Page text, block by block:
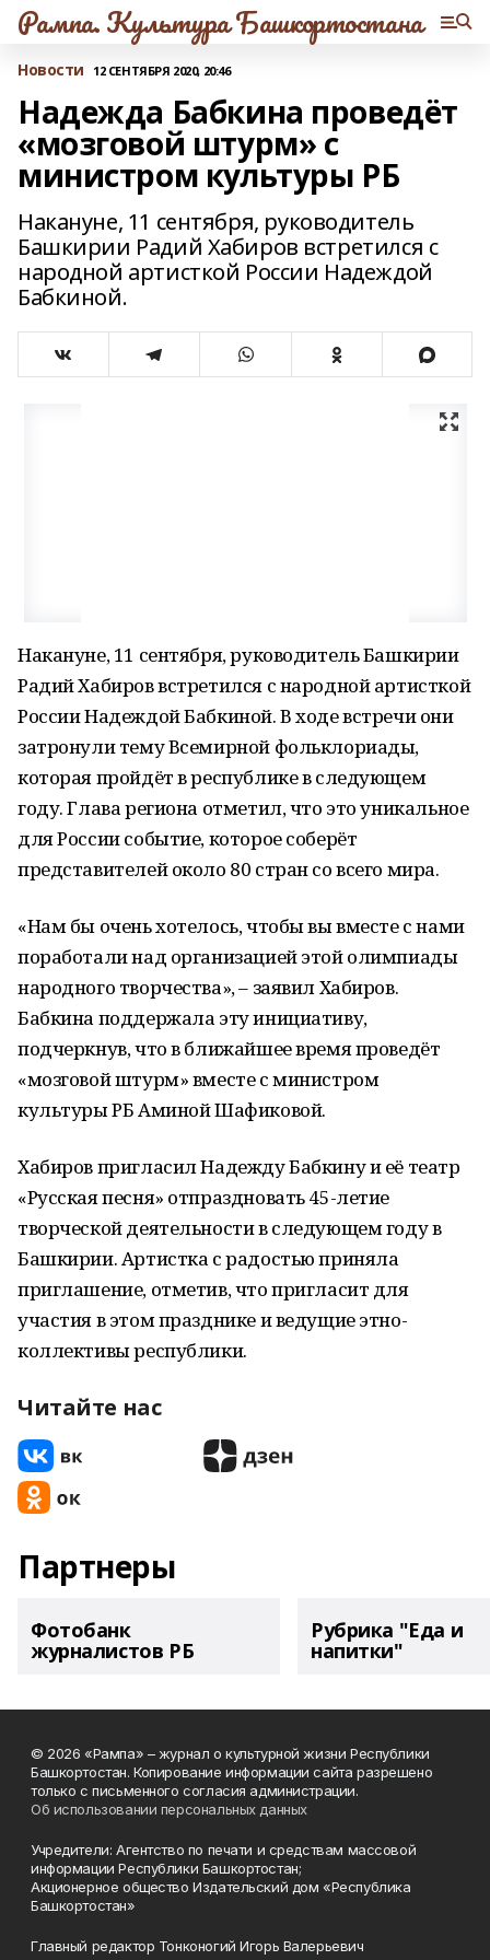
Рампа. Культура Башкортостана
Новости 12 СЕНТЯБРЯ 2020, 20:46
Надежда Бабкина проведёт
«мозговой штурм» с
министром культуры РБ
Накануне, 11 сентября, руководитель
Башкирии Радий Хабиров встретился с
народной артисткой России Надеждой
Бабкиной.
Накануне, 11 сентября, руководитель Башкирии
Радий Хабиров встретился с народной артисткой
России Надеждой Бабкиной. В ходе встречи они
затронули тему Всемирной фольклориады,
которая пройдёт в республике в следующем
году. Глава региона отметил, что это уникальное
для России событие, которое соберёт
представителей около 80 стран со всего мира.
«Нам бы очень хотелось, чтобы вы вместе с нами
поработали над организацией этой олимпиады
народного творчества», – заявил Хабиров.
Бабкина поддержала эту инициативу,
подчеркнув, что в ближайшее время проведёт
«мозговой штурм» вместе с министром
культуры РБ Аминой Шафиковой.
Хабиров пригласил Надежду Бабкину и её театр
«Русская песня» отпраздновать 45-летие
творческой деятельности в следующем году в
Башкирии. Артистка с радостью приняла
приглашение, отметив, что пригласит для
участия в этом празднике и ведущие этно-
коллективы республики.
Читайте нас
Партнеры
Фотобанк
журналистов РБ
Рубрика "Еда и
напитки"
© 2026 «Рампа» – журнал о культурной жизни Республики
Башкортостан. Копирование информации сайта разрешено
только с письменного согласия администрации.
Об использовании персональных данных
Учредители: Агентство по печати и средствам массовой
информации Республики Башкортостан;
Акционерное общество Издательский дом «Республика
Башкортостан»
Главный редактор Тонконогий Игорь Валерьевич